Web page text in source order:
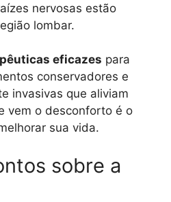
nervosas estão
lombar.
eficazes para
conservadores e
invasivas que aliviam
vem o desconforto é o
sua vida.
sobre a